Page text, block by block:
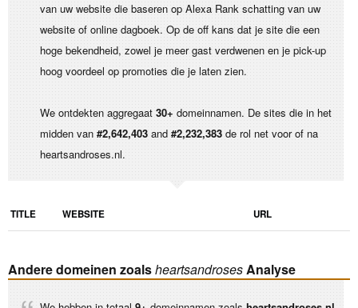
van uw website die baseren op Alexa Rank schatting van uw
website of online dagboek. Op de off kans dat je site die een
hoge bekendheid, zowel je meer gast verdwenen en je pick-up
hoog voordeel op promoties die je laten zien.
We ontdekten aggregaat 30+ domeinnamen. De sites die in het
midden van #2,642,403 and #2,232,383 de rol net voor of na
heartsandroses.nl.
TITLE WEBSITE URL
Andere domeinen zoalsheartsandrosesAnalyse